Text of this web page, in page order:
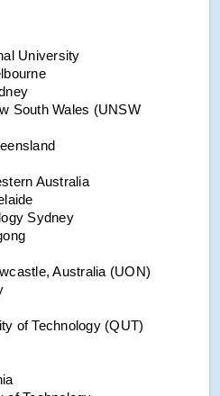
University
South Wales (UNSW
Australia
Sydney
Australia (UON)
of Technology (QUT)